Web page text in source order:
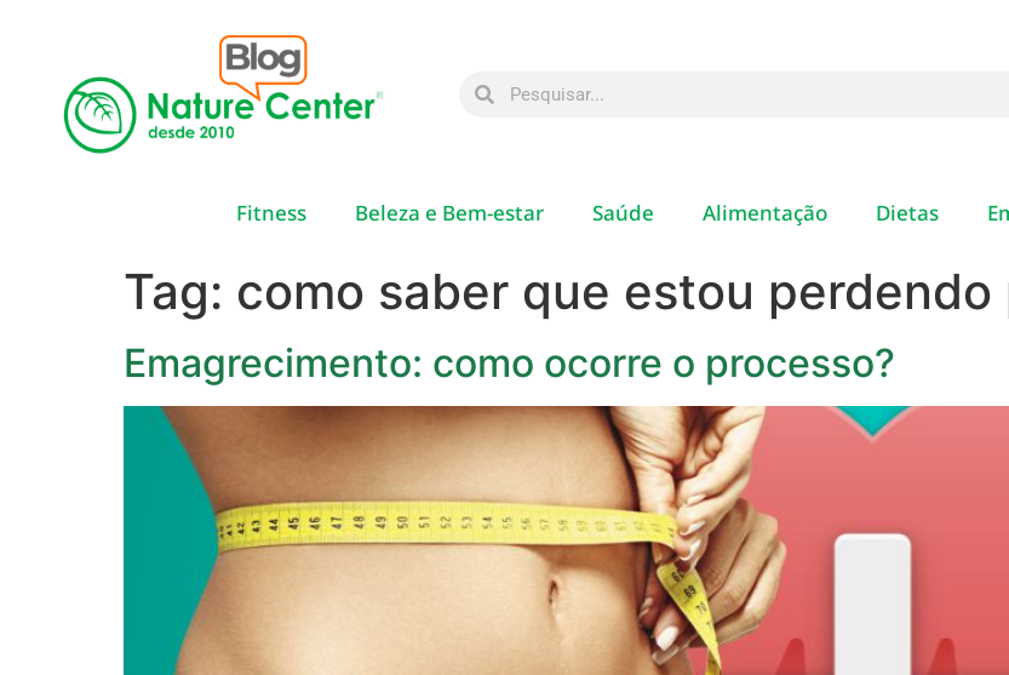
Fitness Beleza e Bem-estar Saúde Alimentação Dietas
Tag: como saber que estou perdendo
Emagrecimento: como ocorre o processo?